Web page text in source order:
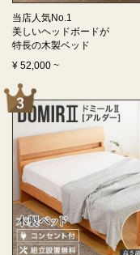
当店人気No.1
美しいヘッドボードが
特長の木製ベッド
¥ 52,000 ~